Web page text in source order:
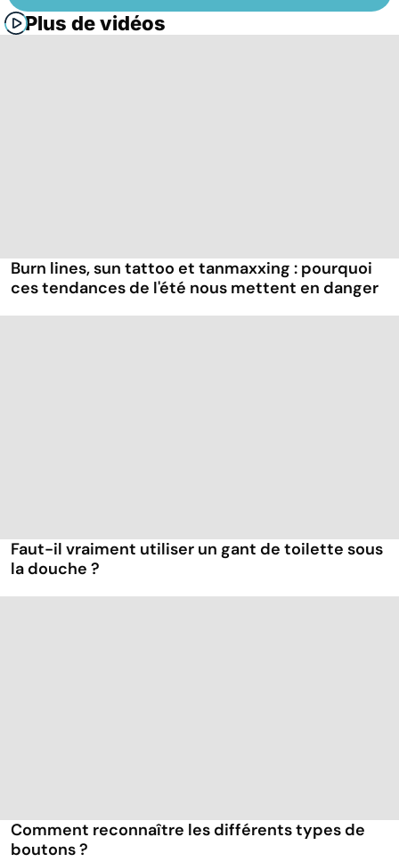
Plus de vidéos
Burn lines, sun tattoo et tanmaxxing : pourquoi
ces tendances de l'été nous mettent en danger
Faut-il vraiment utiliser un gant de toilette sous
la douche ?
Comment reconnaître les différents types de
boutons ?